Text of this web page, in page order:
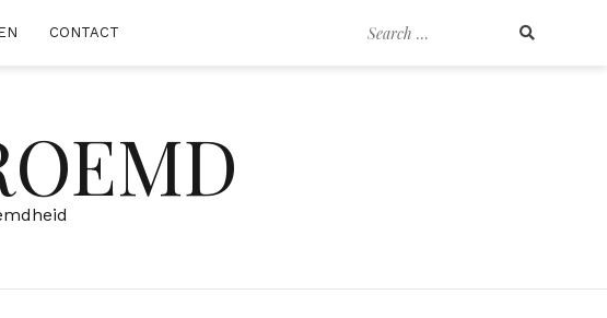
Search
CONTACT